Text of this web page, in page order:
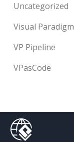
Uncategorized
Visual Paradigm
VP Pipeline
VPasCode